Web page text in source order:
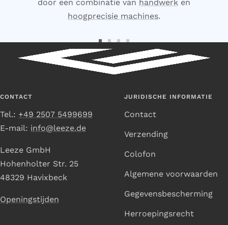
door een combinatie van handwerk en
hoogprecisie machines.
Ga
naar
dia
Ga
naar
dia
naar
dia
naar
dia
CONTACT
Tel.: +49 2507 5499699
E-mail: info@leeze.de
Leeze GmbH
Hohenholter Str. 25
48329 Havixbeck
Openingstijden
JURIDISCHE INFORMATIE
Contact
Verzending
Colofon
Algemene voorwaarden
Gegevensbescherming
Herroepingsrecht